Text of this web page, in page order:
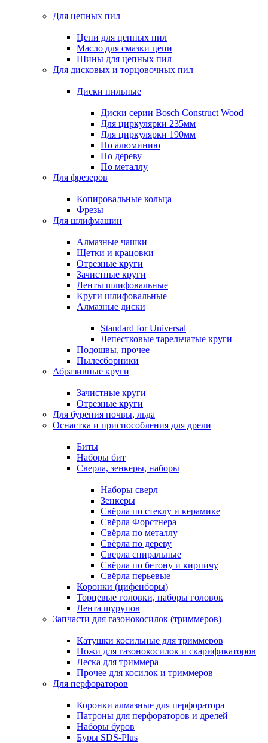
Для цепных пил
Цепи для цепных пил
Масло для смазки цепи
Шины для цепных пил
Для дисковых и торцовочных пил
Диски пильные
Диски серии Bosch Construct Wood
Для циркулярки 235мм
Для циркулярки 190мм
По алюминию
По дереву
По металлу
Для фрезеров
Копировальные кольца
Фрезы
Для шлифмашин
Алмазные чашки
Щетки и крацовки
Отрезные круги
Зачистные круги
Ленты шлифовальные
Круги шлифовальные
Алмазные диски
Standard for Universal
Лепестковые тарельчатые круги
Подошвы, прочее
Пылесборники
Абразивные круги
Зачистные круги
Отрезные круги
Для бурения почвы, льда
Оснастка и приспособления для дрели
Биты
Наборы бит
Сверла, зенкеры, наборы
Наборы сверл
Зенкеры
Свёрла по стеклу и керамике
Свёрла Форстнера
Свёрла по металлу
Свёрла по дереву
Сверла спиральные
Свёрла по бетону и кирпичу
Свёрла перьевые
Коронки (цифенборы)
Торцевые головки, наборы головок
Лента шурупов
Запчасти для газонокосилок (триммеров)
Катушки косильные для триммеров
Ножи для газонокосилок и скарификаторов
Леска для триммера
Прочее для косилок и триммеров
Для перфораторов
Коронки алмазные для перфоратора
Патроны для перфораторов и дрелей
Наборы буров
Буры SDS-Plus